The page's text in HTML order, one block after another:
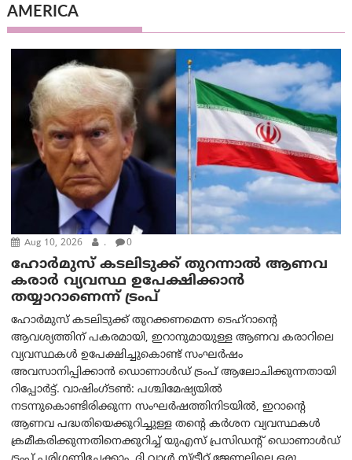
AMERICA
Aug 10, 2026 . 0
ഹോർമുസ് കടലിടുക്ക് തുറന്നാൽ ആണവ
കരാർ വ്യവസ്ഥ ഉപേക്ഷിക്കാൻ
തയ്യാറാണെന്ന് ട്രം‌പ്
ഹോർമുസ് കടലിടുക്ക് തുറക്കണമെന്ന ടെഹ്‌റാന്റെ
ആവശ്യത്തിന് പകരമായി, ഇറാനുമായുള്ള ആണവ കരാറിലെ
വ്യവസ്ഥകൾ ഉപേക്ഷിച്ചുകൊണ്ട് സംഘർഷം
അവസാനിപ്പിക്കാൻ ഡൊണാൾഡ് ട്രംപ് ആലോചിക്കുന്നതായി
റിപ്പോർട്ട്. വാഷിംഗ്ടണ്‍: പശ്ചിമേഷ്യയിൽ
നടന്നുകൊണ്ടിരിക്കുന്ന സംഘർഷത്തിനിടയിൽ, ഇറാന്റെ
ആണവ പദ്ധതിയെക്കുറിച്ചുള്ള തന്റെ കർശന വ്യവസ്ഥകൾ
ക്രമീകരിക്കുന്നതിനെക്കുറിച്ച് യുഎസ് പ്രസിഡന്റ് ഡൊണാൾഡ്